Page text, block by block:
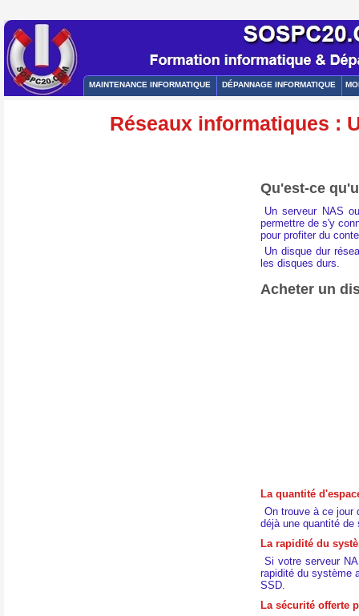
MAINTENANCE INFORMATIQUE DÉPANNAGE INFORMATIQUE
Réseaux informatiques :
Qu'est-ce
Un serveur NAS
permettre de s'y
pour profiter du
Un disque dur
les disques durs.
Acheter un
La quantité
On trouve à ce jour
déjà une quantité
La rapidité du
Si votre serveur
rapidité du système
SSD.
La sécurité offerte